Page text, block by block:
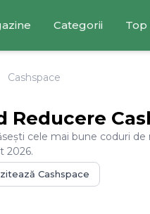
Categorii Top
Cashspace
Reducere
cele mai bune coduri
2026.
Cashspace